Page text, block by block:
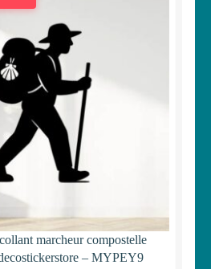
marcheur compostelle
– MYPEY9